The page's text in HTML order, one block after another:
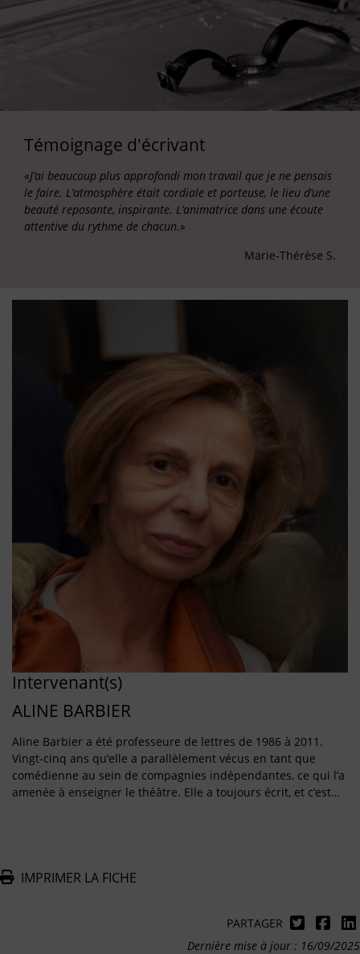
Témoignage d'écrivant
«J’ai beaucoup plus approfondi mon travail que je ne pensais
le faire. L’atmosphère était cordiale et porteuse, le lieu d’une
beauté reposante, inspirante. L’animatrice dans une écoute
attentive du rythme de chacun.»
Marie-Thérèse S.
Intervenant(s)
ALINE BARBIER
Aline Barbier a été professeure de lettres de 1986 à 2011.
Vingt-cinq ans qu’elle a parallèlement vécus en tant que
comédienne au sein de compagnies indépendantes, ce qui l’a
amenée à enseigner le théâtre. Elle a toujours écrit, et c’est…
IMPRIMER LA FICHE
PARTAGER
Dernière mise à jour : 16/09/2025